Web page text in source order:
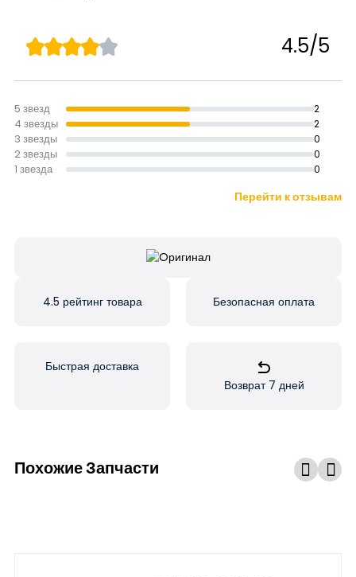
4.5/5
5 звезд 2
4 звезды 2
3 звезды 0
2 звезды 0
1 звезда 0
Перейти к отзывам
4.5 рейтинг товара Безопасная оплата
Быстрая доставка
Возврат 7 дней
Похожие Запчасти